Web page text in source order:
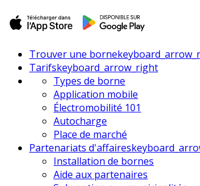
Trouver une borne
Tarifskeyboard_arrow_right
Types de borne
Application mobile
Électromobilité 101
Autocharge
Place de marché
Partenariats d'affaires
Installation de bornes
Aide aux partenaires